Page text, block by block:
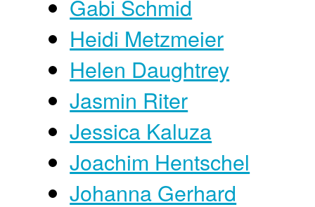
Gabi Schmid
Heidi Metzmeier
Helen Daughtrey
Jasmin Riter
Jessica Kaluza
Joachim Hentschel
Johanna Gerhard